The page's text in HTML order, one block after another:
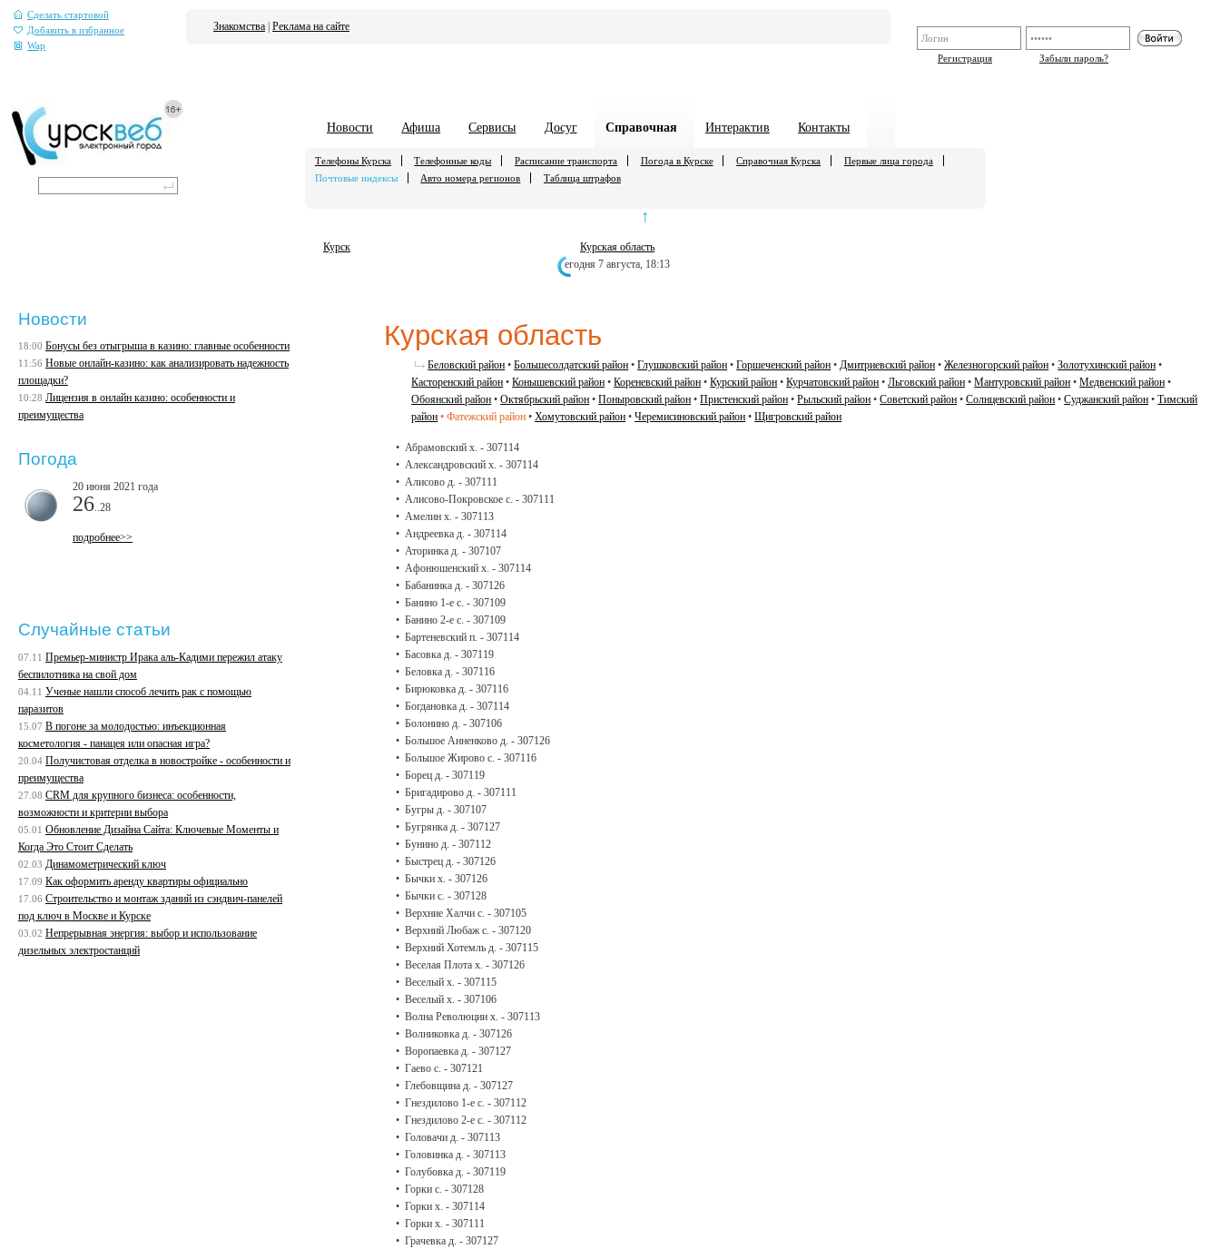
Сделать стартовой
Добавить в избранное
Wap
Регистрация
Забыли пароль?
Знакомства Реклама на сайте
Новости Афиша Сервисы Досуг Справочная Интерактив Контакты
Телефоны Курска Телефонные коды Расписание транспорта Погода в Курске Справочная Курска
Первые лица города
Почтовые индексы
Авто номера регионов Таблица штрафов
↑
Курск
Курская облаcть
егодня 7 августа, 18:13
Курская облаcть
Беловский район •Большесолдатский район •Глушковский район •Горшеченский район •Дмитриевский район •Железногорский район •Золотухинский район •
Касторенский район •Конышевский район •Кореневский район •Курский район •Курчатовский район •Льговский район •Мантуровский район •Медвенский район •
Обоянский район •Октябрьский район •Поныровский район •Пристенский район •Рыльский район •Советский район •Солнцевский район •Суджанский район •Тимский
район • Фатежский район •Хомутовский район •Черемисиновский район •Щигровский район
Абрамовский х. - 307114
Александровский х. - 307114
Алисово д. - 307111
Алисово-Покровское с. - 307111
Амелин х. - 307113
Андреевка д. - 307114
Аторинка д. - 307107
Афонюшенский х. - 307114
Бабанинка д. - 307126
Банино 1-е с. - 307109
Банино 2-е с. - 307109
Бартеневский п. - 307114
Басовка д. - 307119
Беловка д. - 307116
Бирюковка д. - 307116
Богдановка д. - 307114
Болонино д. - 307106
Большое Анненково д. - 307126
Большое Жирово с. - 307116
Борец д. - 307119
Бригадирово д. - 307111
Бугры д. - 307107
Бугрянка д. - 307127
Бунино д. - 307112
Быстрец д. - 307126
Бычки х. - 307126
Бычки с. - 307128
Верхние Халчи с. - 307105
Верхний Любаж с. - 307120
Верхний Хотемль д. - 307115
Веселая Плота х. - 307126
Веселый х. - 307115
Веселый х. - 307106
Волна Революции х. - 307113
Волниковка д. - 307126
Воропаевка д. - 307127
Гаево с. - 307121
Глебовщина д. - 307127
Гнездилово 1-е с. - 307112
Гнездилово 2-е с. - 307112
Головачи д. - 307113
Головинка д. - 307113
Голубовка д. - 307119
Горки с. - 307128
Горки х. - 307114
Горки х. - 307111
Грачевка д. - 307127
Новости
18:00 Бонусы без отыгрыша в казино: главные особенности
11:56 Новые онлайн-казино: как анализировать надежность
площадки?
10:28 Лицензия в онлайн казино: особенности и
преимущества
Погода
20 июня 2021 года
26 ..28
подробнее>>
Случайные статьи
07.11 Премьер-министр Ирака аль-Кадими пережил атаку
беспилотника на свой дом
04.11 Ученые нашли способ лечить рак с помощью
паразитов
15.07 В погоне за молодостью: инъекционная
косметология - панацея или опасная игра?
20.04 Получистовая отделка в новостройке - особенности и
преимущества
27.08 CRM для крупного бизнеса: особенности,
возможности и критерии выбора
05.01 Обновление Дизайна Сайта: Ключевые Моменты и
Когда Это Стоит Сделать
02.03 Динамометрический ключ
17.09 Как оформить аренду квартиры официально
17.06 Строительство и монтаж зданий из сэндвич-панелей
под ключ в Москве и Курске
03.02 Непрерывная энергия: выбор и использование
дизельных электростанций